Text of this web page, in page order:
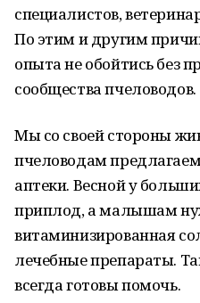
специалистов,
По этим и другим
опыта не обойтись без
сообщества пчеловодов.
Мы со своей стороны
пчеловодам
аптеки. Весной у
приплод, а малышам
витаминизированная
лечебные препараты.
всегда готовы помочь.